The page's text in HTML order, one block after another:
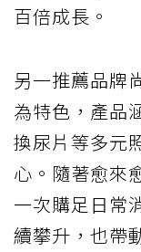
百倍成長。
另一推薦品牌
為特色，產品
換尿片等多元
心。隨著愈來
一次購足日常
續攀升，也帶